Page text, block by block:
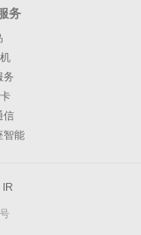
务
务
信
智能
IR